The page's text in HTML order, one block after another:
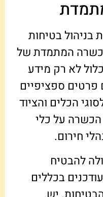
בטיחות
המתמדת של
לא רק מידע
פרטים ספציפיים
הכלים והציוד
על כלי
חירום.
להבטיח
בכללים